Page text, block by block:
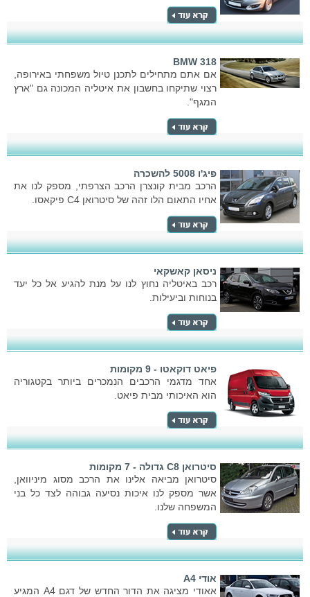
BMW 318
אם אתם מתחילים לתכנן טיול משפחתי באירופה,
רצוי שתיקחו בחשבון את איטליה המכונה גם "ארץ
המגף".
פיג'ו 5008 להשכרה
הרכב מבית קונצרן הרכב הצרפתי, מספק לנו את
אחיו התאום הלו זהה של סיטרואן C4 פיקאסו.
ניסאן קאשקאי
רכב באיטליה נחוץ לנו על מנת להגיע אל כל יעד
בנוחות וביעילות.
פיאט דוקאטו - 9 מקומות
אחד מדגמי הרכבים הנמכרים ביותר בקטגוריה
הוא האיכותי מבית פיאט.
סיטרואן C8 גדולה - 7 מקומות
סיטרואן מביאה אלינו את הרכב מסוג מיניוואן,
אשר מספק לנו איכות נסיעה גבוהה לצד כל בני
המשפחה שלנו.
אודי A4
אאודי מציגה את הדור החדש של דגם A4 המגיע